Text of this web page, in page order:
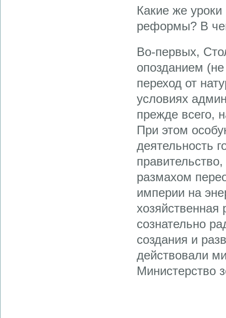
Какие же
реформы? В
Во-первых,
опозданием
переход от
условиях
прежде всего,
При этом
деятельность
размахом
империи на
хозяйственная
сознательно
создания и
действовали
Министерство